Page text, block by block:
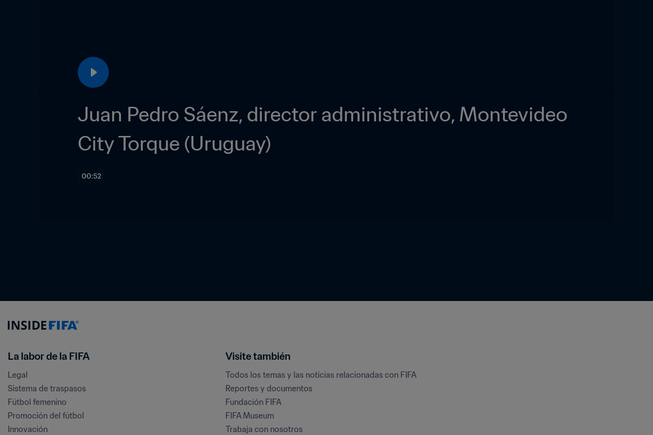
Juan Pedro Sáenz, director administrativo, Montevideo
City Torque (Uruguay)
00:52
La labor de la FIFA
Legal
Sistema de traspasos
Fútbol femenino
Promoción del fútbol
Innovación
Visite también
Todos los temas y las noticias relacionadas con FIFA
Reportes y documentos
Fundación FIFA
FIFA Museum
Trabaja con nosotros